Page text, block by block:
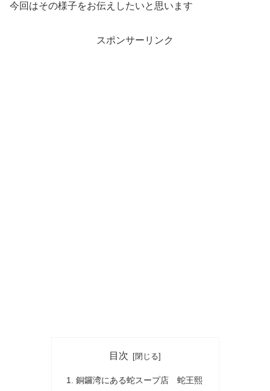
今回はその様子をお伝えしたいと思います
スポンサーリンク
目次
銅鑼湾にある蛇スープ店 蛇王熙